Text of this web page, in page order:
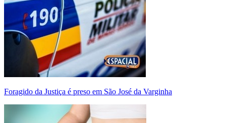
Foragido da Justiça é preso em São José da Varginha